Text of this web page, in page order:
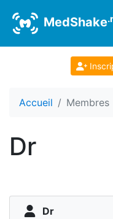
MedShake
Accueil Membres
Dr
Dr